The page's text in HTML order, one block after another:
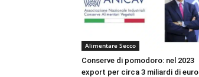
Alimentare Secco
Conserve di pomodoro: nel 2023
export per circa 3 miliardi di euro